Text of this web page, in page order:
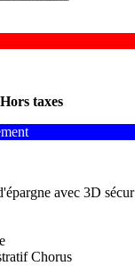
taxes
avec 3D sécur
Chorus